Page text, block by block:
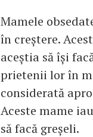
Mamele
în creștere.
aceștia să își
prietenii lor în
considerată
Aceste mame
să facă greșeli.